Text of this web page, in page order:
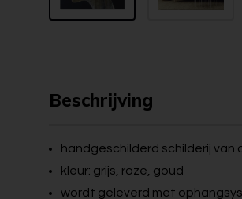
Beschrijving
handgeschilderd schilderij van
kleur: grijs, roze, goud
wordt geleverd met